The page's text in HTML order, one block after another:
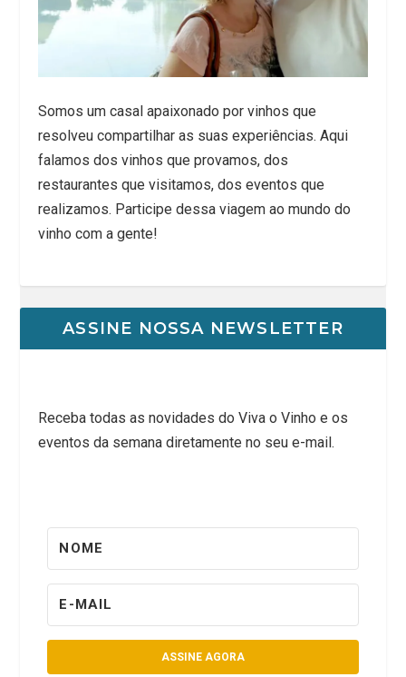
Somos um casal apaixonado por vinhos que
resolveu compartilhar as suas experiências. Aqui
falamos dos vinhos que provamos, dos
restaurantes que visitamos, dos eventos que
realizamos. Participe dessa viagem ao mundo do
vinho com a gente!
ASSINE NOSSA NEWSLETTER
Receba todas as novidades do Viva o Vinho e os
eventos da semana diretamente no seu e-mail.
ASSINE AGORA